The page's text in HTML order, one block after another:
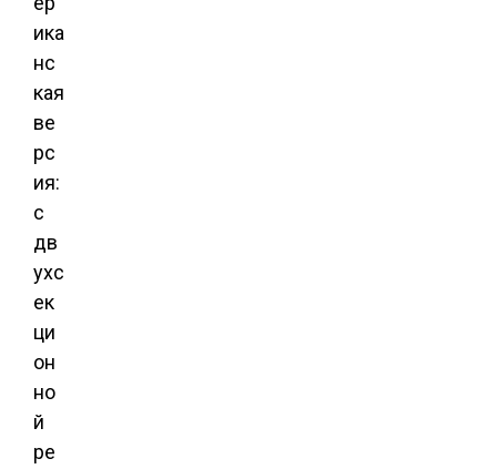
ика
нс
кая
ве
рс
ия:
с
дв
ухс
ек
ци
он
но
й
ре